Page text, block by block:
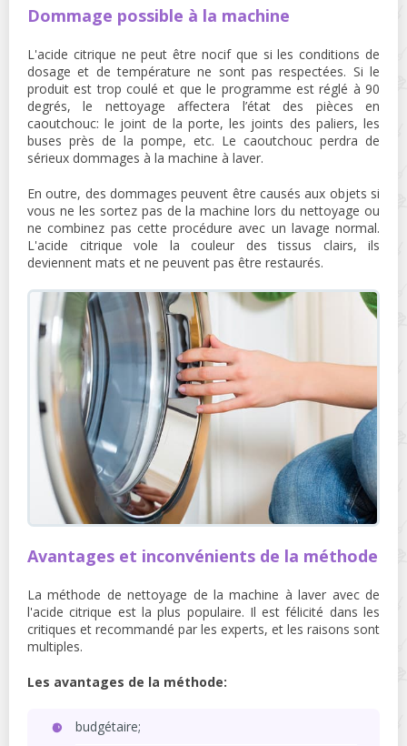
Dommage possible à la machine
L'acide citrique ne peut être nocif que si les conditions de
dosage et de température ne sont pas respectées. Si le
produit est trop coulé et que le programme est réglé à 90
degrés, le nettoyage affectera l’état des pièces en
caoutchouc: le joint de la porte, les joints des paliers, les
buses près de la pompe, etc. Le caoutchouc perdra de
sérieux dommages à la machine à laver.
En outre, des dommages peuvent être causés aux objets si
vous ne les sortez pas de la machine lors du nettoyage ou
ne combinez pas cette procédure avec un lavage normal.
L'acide citrique vole la couleur des tissus clairs, ils
deviennent mats et ne peuvent pas être restaurés.
Avantages et inconvénients de la méthode
La méthode de nettoyage de la machine à laver avec de
l'acide citrique est la plus populaire. Il est félicité dans les
critiques et recommandé par les experts, et les raisons sont
multiples.
Les avantages de la méthode:
budgétaire;